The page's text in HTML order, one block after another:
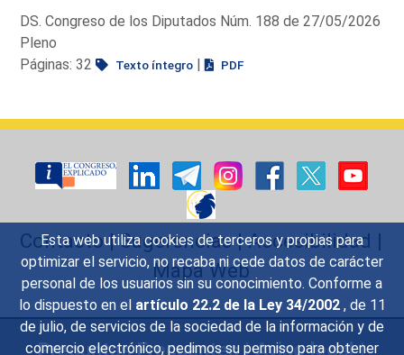
Esta web utiliza cookies de terceros y propias para
optimizar el servicio, no recaba ni cede datos de carácter
personal de los usuarios sin su conocimiento. Conforme a
lo dispuesto en el artículo 22.2 de la Ley 34/2002 , de 11
de julio, de servicios de la sociedad de la información y de
comercio electrónico, pedimos su permiso para obtener
DS. Congreso de los Diputados Núm. 188 de 27/05/2026
Pleno
Páginas: 32
Texto íntegro | PDF
Contacto|Sugerencias|Accesibilidad |
Mapa Web
Preguntas Frecuentes|Aviso legal|